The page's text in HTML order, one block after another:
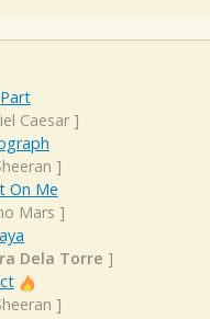
Caesar]
]
On Me
Mars ]
Dela Torre ]
]